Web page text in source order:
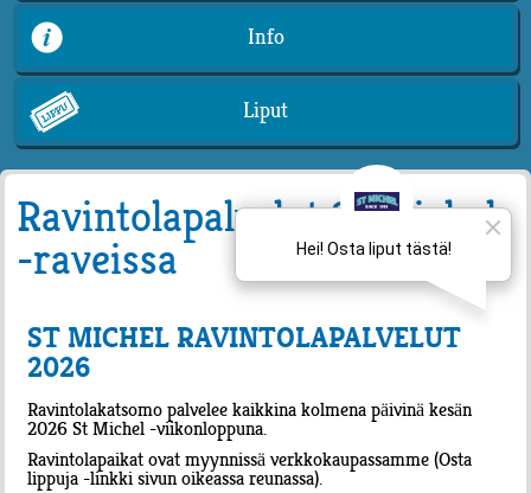
Info
Liput
Ravintolapalvelut St Michel
-raveissa
ST MICHEL RAVINTOLAPALVELUT
2026
Ravintolakatsomo palvelee kaikkina kolmena päivinä kesän
2026 St Michel -viikonloppuna.
Ravintolapaikat ovat myynnissä verkkokaupassamme (Osta
lippuja -linkki sivun oikeassa reunassa).